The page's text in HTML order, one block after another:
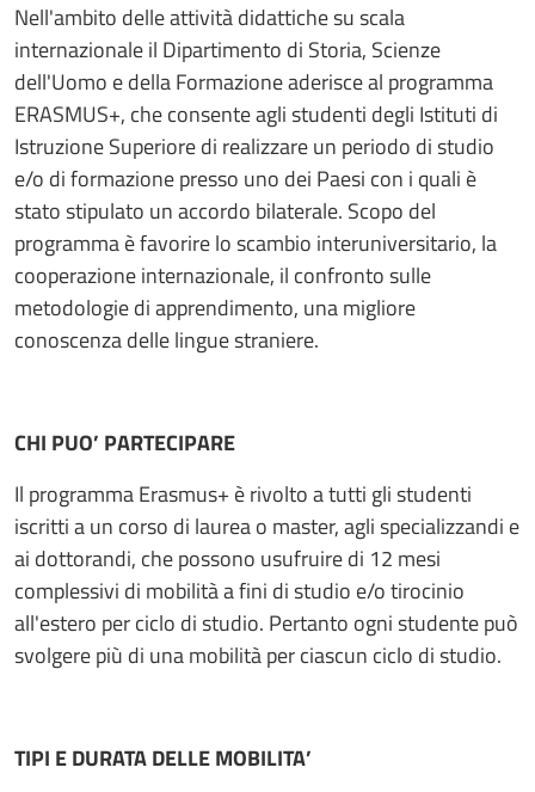
Nell'ambito delle attività didattiche su scala
internazionale il Dipartimento di Storia, Scienze
dell'Uomo e della Formazione aderisce al programma
ERASMUS+, che consente agli studenti degli Istituti di
Istruzione Superiore di realizzare un periodo di studio
e/o di formazione presso uno dei Paesi con i quali è
stato stipulato un accordo bilaterale. Scopo del
programma è favorire lo scambio interuniversitario, la
cooperazione internazionale, il confronto sulle
metodologie di apprendimento, una migliore
conoscenza delle lingue straniere.
CHI PUO’ PARTECIPARE
Il programma Erasmus+ è rivolto a tutti gli studenti
iscritti a un corso di laurea o master, agli specializzandi e
ai dottorandi, che possono usufruire di 12 mesi
complessivi di mobilità a fini di studio e/o tirocinio
all'estero per ciclo di studio. Pertanto ogni studente può
svolgere più di una mobilità per ciascun ciclo di studio.
TIPI E DURATA DELLE MOBILITA’